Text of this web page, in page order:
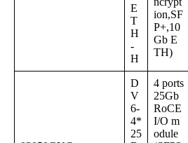
E
T
H
-
H
ion,SF
P+,10
Gb E
TH)
D
V
6-
4*
25
4 ports
25Gb
RoCE
I/O m
odule